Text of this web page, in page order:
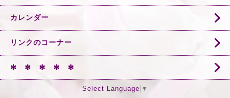
カレンダー
リンクのコーナー
✻ ✻ ✻ ✻ ✻
Select Language ▼